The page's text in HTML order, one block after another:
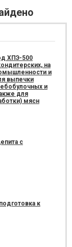
ХПЭ-500
на
и
выпечки
и
для
мясн
с
к